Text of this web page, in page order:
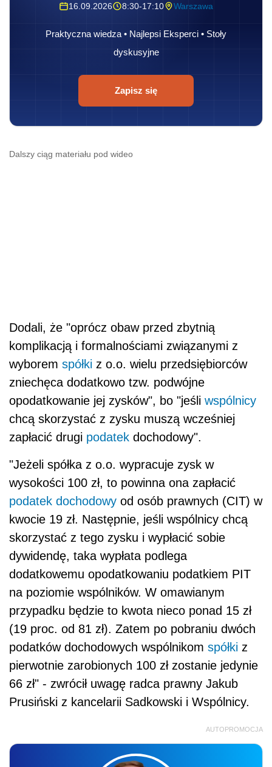
16.09.2026 8:30-17:10 Warszawa
Praktyczna wiedza • Najlepsi Eksperci • Stoły
dyskusyjne
Zapisz się
Dalszy ciąg materiału pod wideo
Dodali, że "oprócz obaw przed zbytnią
komplikacją i formalnościami związanymi z
wyborem spółki z o.o. wielu przedsiębiorców
zniechęca dodatkowo tzw. podwójne
opodatkowanie jej zysków", bo "jeśli wspólnicy
chcą skorzystać z zysku muszą wcześniej
zapłacić drugi podatek dochodowy".
"Jeżeli spółka z o.o. wypracuje zysk w
wysokości 100 zł, to powinna ona zapłacić
podatek dochodowy od osób prawnych (CIT) w
kwocie 19 zł. Następnie, jeśli wspólnicy chcą
skorzystać z tego zysku i wypłacić sobie
dywidendę, taka wypłata podlega
dodatkowemu opodatkowaniu podatkiem PIT
na poziomie wspólników. W omawianym
przypadku będzie to kwota nieco ponad 15 zł
(19 proc. od 81 zł). Zatem po pobraniu dwóch
podatków dochodowych wspólnikom spółki z
pierwotnie zarobionych 100 zł zostanie jedynie
66 zł" - zwrócił uwagę radca prawny Jakub
Prusiński z kancelarii Sadkowski i Wspólnicy.
AUTOPROMOCJA